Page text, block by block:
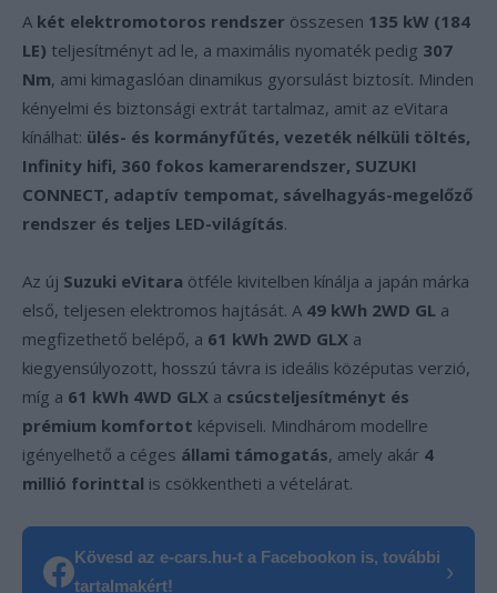
A két elektromotoros rendszer összesen 135 kW (184
LE) teljesítményt ad le, a maximális nyomaték pedig 307
Nm, ami kimagaslóan dinamikus gyorsulást biztosít. Minden
kényelmi és biztonsági extrát tartalmaz, amit az eVitara
kínálhat: ülés- és kormányfűtés, vezeték nélküli töltés,
Infinity hifi, 360 fokos kamerarendszer, SUZUKI
CONNECT, adaptív tempomat, sávelhagyás-megelőző
rendszer és teljes LED-világítás.
Az új Suzuki eVitara ötféle kivitelben kínálja a japán márka
első, teljesen elektromos hajtását. A 49 kWh 2WD GL a
megfizethető belépő, a 61 kWh 2WD GLX a
kiegyensúlyozott, hosszú távra is ideális középutas verzió,
míg a 61 kWh 4WD GLX a csúcsteljesítményt és
prémium komfortot képviseli. Mindhárom modellre
igényelhető a céges állami támogatás, amely akár 4
millió forinttal is csökkentheti a vételárat.
Kövesd az e-cars.hu-t a Facebookon is, további
tartalmakért!
›